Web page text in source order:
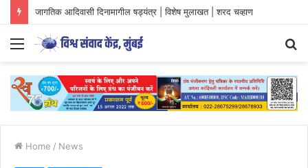
जागतिक आदिवासी दिनामागील षड्यंत्र | विशेष मुलाखत | शरद चव्हाण
Menu
Home / News